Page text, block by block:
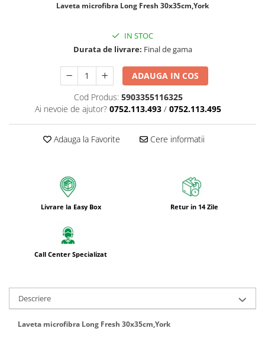
Vopsea pentru articole textile si
Lavete si seturi lavete
Bureti pentru vase si bucatarie
Absorbanti umiditate si
neutralizatori miros
Hartie si servetele
Mopuri,seturi cu mop si accesorii
Manere si cozi pentru maturi si
Articole si accesorii pentru baie si
zona sanitara
Accesorii pentru casa
Laveta microfibra Long Fresh 30x35cm,York
IN STOC
Durata de livrare: Final de gama
ADAUGA IN COS
Cod Produs: 5903355116325
Ai nevoie de ajutor? 0752.113.493 / 0752.113.495
Adauga la Favorite Cere informatii
Livrare la Easy Box Retur in 14 Zile
Call Center Specializat
Descriere
Laveta microfibra Long Fresh 30x35cm,York